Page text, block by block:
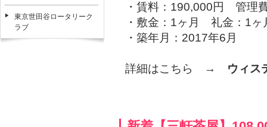
東京世田谷ロータリーク
ラブ
・賃料：190,000円 管理
・敷金：1ヶ月 礼金：1ヶ
・築年月：2017年6月
詳細はこちら → ウィス